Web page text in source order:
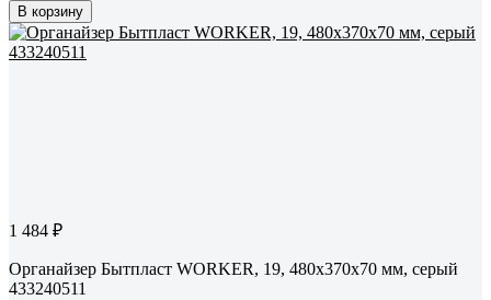
В корзину
1 484 ₽
Органайзер Бытпласт WORKER, 19, 480х370х70 мм, серый
433240511